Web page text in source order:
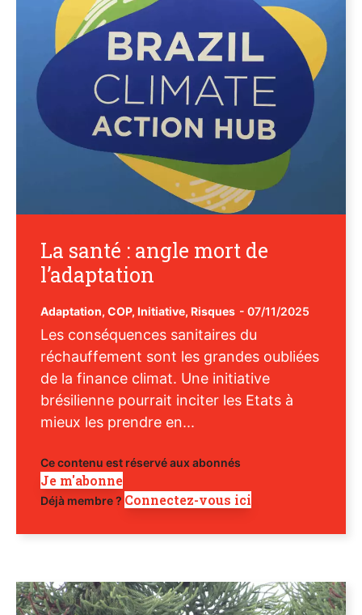
La santé : angle mort de
l’adaptation
Adaptation, COP, Initiative, Risques - 07/11/2025
Les conséquences sanitaires du
réchauffement sont les grandes oubliées
de la finance climat. Une initiative
brésilienne pourrait inciter les Etats à
mieux les prendre en...
Ce contenu est réservé aux abonnés
Je m'abonne
Déjà membre ? Connectez-vous ici